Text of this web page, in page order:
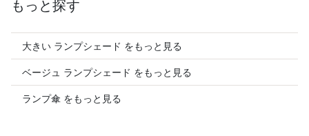
もっと探す
大きい ランプシェード をもっと見る
ベージュ ランプシェード をもっと見る
ランプ傘 をもっと見る